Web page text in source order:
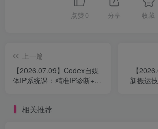
点赞 0 分享 收藏
上一篇
【2026.07.09】Codex自媒
体IP系统课：精准IP诊断+热
全攻略
【
新搬运
相关推荐